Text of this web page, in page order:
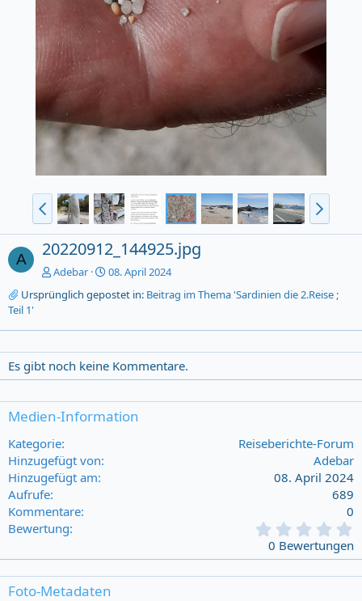
A 20220912_144925.jpg
Adebar
08. April 2024
Ursprünglich gepostet in: Beitrag im Thema 'Sardinien die 2.Reise ;
Teil 1'
Es gibt noch keine Kommentare.
Medien-Information
Kategorie
Reiseberichte-Forum
Hinzugefügt von
Adebar
Hinzugefügt am
08. April 2024
Aufrufe
689
Kommentare
0
Bewertung
0
0
0 Bewertungen
Foto-Metadaten